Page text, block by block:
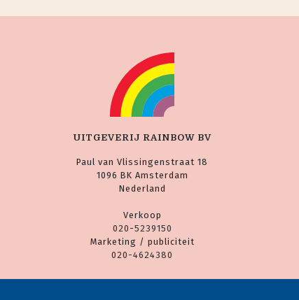
UITGEVERIJ RAINBOW BV
Paul van Vlissingenstraat 18
1096 BK Amsterdam
Nederland
Verkoop
020-5239150
Marketing / publiciteit
020-4624380